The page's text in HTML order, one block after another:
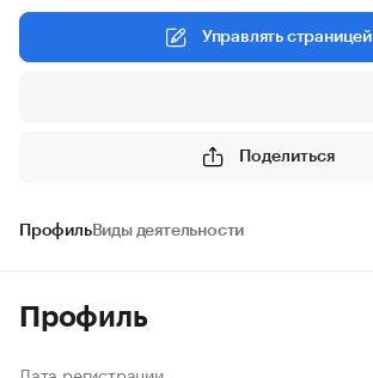
Управлять страницей
Поделиться
ПрофильВиды деятельности
Профиль